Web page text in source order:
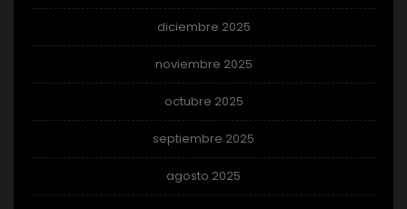
diciembre 2025
noviembre 2025
octubre 2025
septiembre 2025
agosto 2025